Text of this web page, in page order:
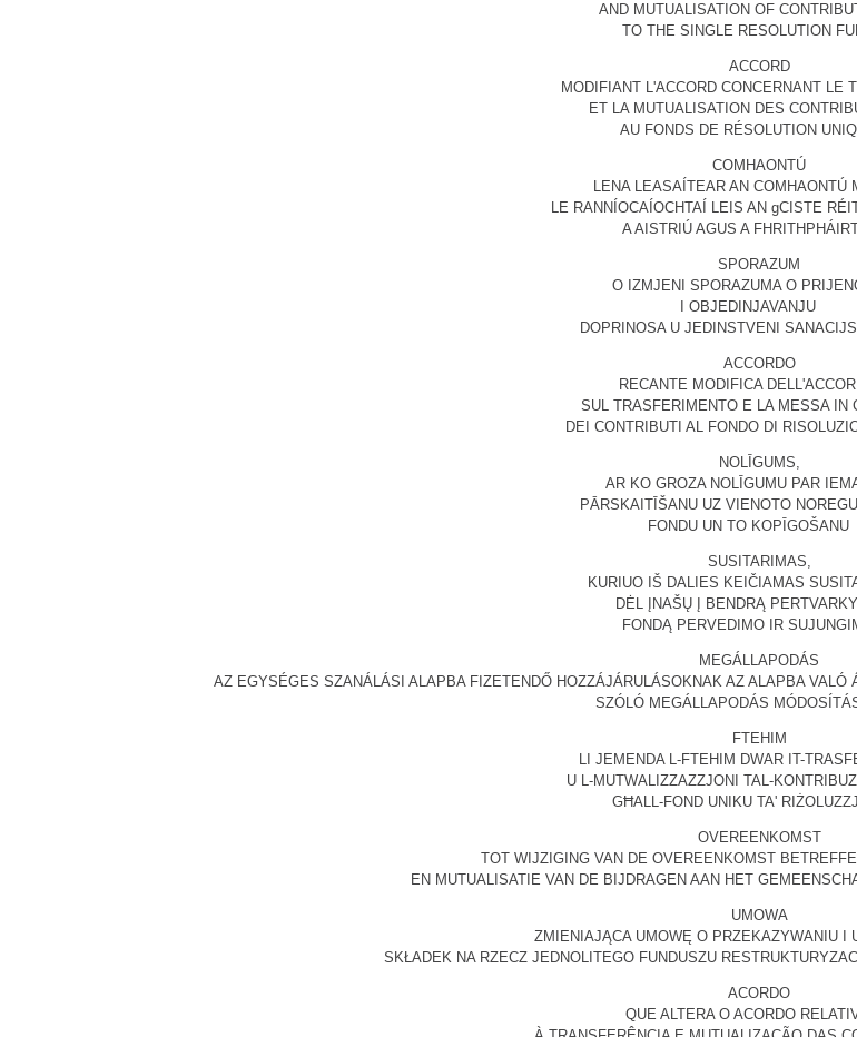
AND MUTUALISATION OF
TO THE SINGLE RESOLUTION
ACCORD
MODIFIANT L'ACCORD CONCERNANT LE
ET LA MUTUALISATION DES
AU FONDS DE RÉSOLUTION
COMHAONTÚ
LENA LEASAÍTEAR AN COMHAONTÚ
LE RANNÍOCAÍOCHTAÍ LEIS AN gCISTE
A AISTRIÚ AGUS A
SPORAZUM
O IZMJENI SPORAZUMA O
I OBJEDINJAVANJU
DOPRINOSA U JEDINSTVENI
ACCORDO
RECANTE MODIFICA
SUL TRASFERIMENTO E LA MESSA IN
DEI CONTRIBUTI AL FONDO DI
NOLĪGUMS,
AR KO GROZA NOLĪGUMU PAR
PĀRSKAITĪŠANU UZ VIENOTO
FONDU UN TO KOPĪGOŠANU
SUSITARIMAS,
KURIUO IŠ DALIES KEIČIAMAS
DĖL ĮNAŠŲ Į BENDRĄ
FONDĄ PERVEDIMO IR
MEGÁLLAPODÁS
AZ EGYSÉGES SZANÁLÁSI ALAPBA FIZETENDŐ HOZZÁJÁRULÁSOKNAK AZ ALAPBA
SZÓLÓ MEGÁLLAPODÁS
FTEHIM
LI JEMENDA L-FTEHIM DWAR IT-
U L-MUTWALIZZAZZJONI TAL-
GĦALL-FOND UNIKU TA'
OVEREENKOMST
TOT WIJZIGING VAN DE OVEREENKOMST
EN MUTUALISATIE VAN DE BIJDRAGEN AAN HET
UMOWA
ZMIENIAJĄCA UMOWĘ O PRZEKAZYWANIU I
SKŁADEK NA RZECZ JEDNOLITEGO FUNDUSZU
ACORDO
QUE ALTERA O ACORDO